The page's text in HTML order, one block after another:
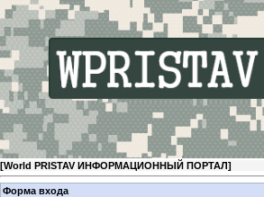
[World PRISTAV ИНФОРМАЦИОННЫЙ ПОРТАЛ]
Форма входа